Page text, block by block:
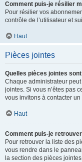
Comment puis-je résilier
Pour résilier vos
contrôle de l’utilisateur et
Haut
Pièces jointes
Quelles pièces jointes
Chaque administrateur
jointes. Si vous n’êtes pas
vous invitons à contacter
Haut
Comment puis-je
Pour retrouver la liste des
vous rendre dans le
la section des pièces